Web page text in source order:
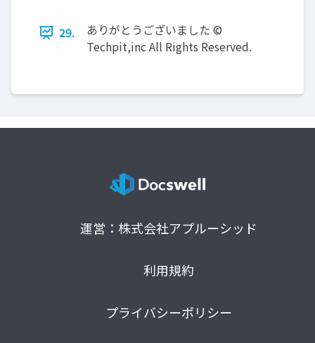
29.
ありがとうございました ©
Techpit,inc All Rights Reserved.
運営：株式会社アプルーシッド
利用規約
プライバシーポリシー